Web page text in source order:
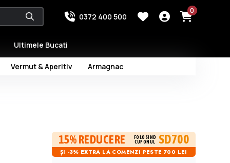
0372 400 500
0
Vermut & Aperitiv Armagnac
Ultimele Bucati
15% REDUCERE
FOLOSIND
CUPONUL
SD700
ȘI -3% EXTRA LA COMENZI PESTE 700 LEI